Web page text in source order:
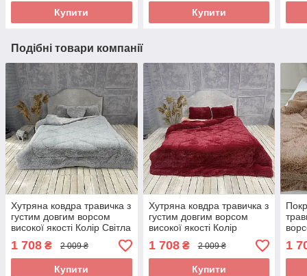
Купити Купити
Подібні товари компанії
Хутряна ковдра травичка з
густим довгим ворсом
високої якості Колір Світла
сталь 200 * 230 см
1 708 ₴ 2 009 ₴
Купити
Хутряна ковдра травичка з
густим довгим ворсом
високої якості Колір
Червоний 200 * 230 см
1 708₴ 2 009 ₴
Купити
1